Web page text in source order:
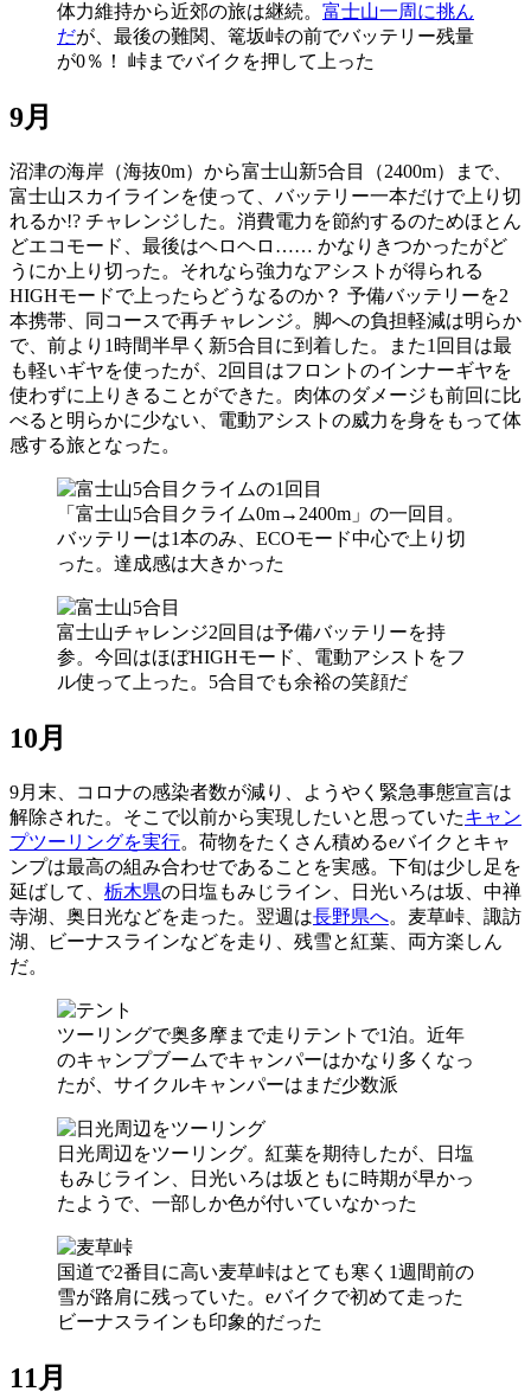
体力維持から近郊の旅は継続。 富士山一周に挑ん
だが、最後の難関、篭坂峠の前でバッテリー残量
が0％！ 峠までバイクを押して上った
9月
沼津の海岸（海抜0m）から富士山新5合目（2400m）まで、
富士山スカイラインを使って、バッテリー一本だけで上り切
れるか!? チャレンジした。消費電力を節約するのためほとん
どエコモード、最後はヘロヘロ…… かなりきつかったがど
うにか上り切った。それなら強力なアシストが得られる
HIGHモードで上ったらどうなるのか？ 予備バッテリーを2
本携帯、同コースで再チャレンジ。脚への負担軽減は明らか
で、前より1時間半早く新5合目に到着した。また1回目は最
も軽いギヤを使ったが、2回目はフロントのインナーギヤを
使わずに上りきることができた。肉体のダメージも前回に比
べると明らかに少ない、電動アシストの威力を身をもって体
感する旅となった。
「富士山5合目クライム0m→2400m」の一回目。
バッテリーは1本のみ、ECOモード中心で上り切
った。達成感は大きかった
富士山チャレンジ2回目は予備バッテリーを持
参。今回はほぼHIGHモード、電動アシストをフ
ル使って上った。5合目でも余裕の笑顔だ
10月
9月末、コロナの感染者数が減り、ようやく緊急事態宣言は
解除された。そこで以前から実現したいと思っていたキャン
プツーリングを実行。荷物をたくさん積めるeバイクとキャ
ンプは最高の組み合わせであることを実感。下旬は少し足を
延ばして、 栃木県の日塩もみじライン、日光いろは坂、中禅
寺湖、奥日光などを走った。翌週は長野県へ。麦草峠、諏訪
湖、ビーナスラインなどを走り、残雪と紅葉、両方楽しん
だ。
ツーリングで奥多摩まで走りテントで1泊。近年
のキャンプブームでキャンパーはかなり多くなっ
たが、サイクルキャンパーはまだ少数派
日光周辺をツーリング。紅葉を期待したが、日塩
もみじライン、日光いろは坂ともに時期が早かっ
たようで、一部しか色が付いていなかった
国道で2番目に高い麦草峠はとても寒く1週間前の
雪が路肩に残っていた。eバイクで初めて走った
ビーナスラインも印象的だった
11月